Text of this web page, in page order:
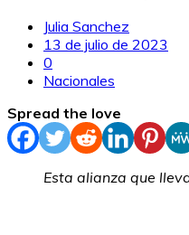
Julia Sanchez
13 de julio de 2023
0
Nacionales
Spread the love
Esta alianza que